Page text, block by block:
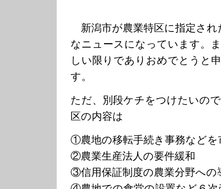
新潟市が農業特区に指定され
なニュースになっています。
しい限りでありおめでとうと
す。
ただ、別段ケチをつけたいの
区の内容は
①農地の移転手続き事務などを
②農業生産法人の要件緩和
③信用保証制度の農業分野への